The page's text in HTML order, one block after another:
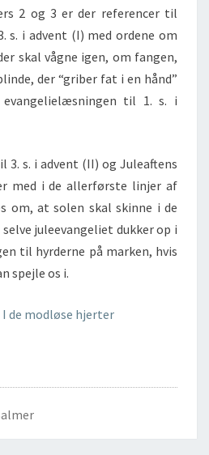
2 og 3 er der referencer til
s. i advent (I) med ordene om
skal vågne igen, om fangen,
der “griber fat i en hånd”
evangelielæsningen til 1. s. i
s. i advent (II) og Juleaftens
med i de allerførste linjer af
om, at solen skal skinne i de
juleevangeliet dukker op i
til hyrderne på marken, hvis
spejle os i.
de modløse hjerter